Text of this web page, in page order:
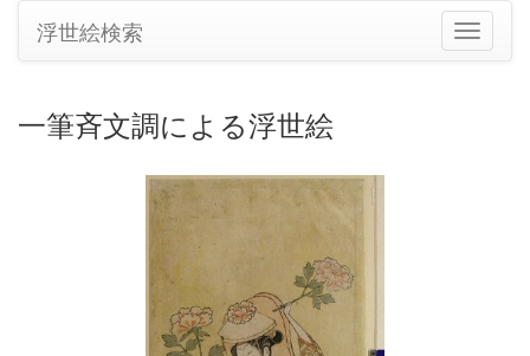
ナ
ビ
浮世絵検索
一筆斉文調による浮世絵